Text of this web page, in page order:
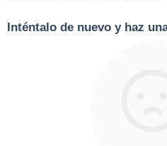
Inténtalo de nuevo y haz